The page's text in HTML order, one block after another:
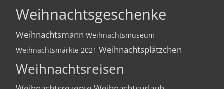
Weihnachtsgeschenke
Weihnachtsmann Weihnachtsmuseum
Weihnachtsmärkte 2021 Weihnachtsplätzchen
Weihnachtsreisen